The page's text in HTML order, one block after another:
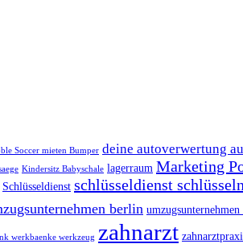
Soccer mieten Bumper deine autoverwertung
Kindersitz Babyschale lagerraum Marketing
Schlüsseldienst schlüsseldienst
berlin
werkbaenke werkzeug zahnarzt